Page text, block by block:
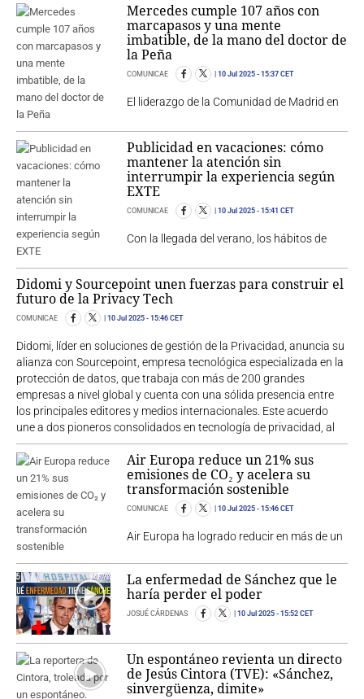
Mercedes cumple 107 años con
marcapasos y una mente
imbatible, de la mano del doctor de
la Peña
COMUNICAE 10 Jul 2025 - 15:37 CET
El liderazgo de la Comunidad de Madrid en
Publicidad en vacaciones: cómo
mantener la atención sin
interrumpir la experiencia según
EXTE
COMUNICAE 10 Jul 2025 - 15:41 CET
Con la llegada del verano, los hábitos de
Didomi y Sourcepoint unen fuerzas para construir el
futuro de la Privacy Tech
COMUNICAE 10 Jul 2025 - 15:46 CET
Didomi, líder en soluciones de gestión de la Privacidad, anuncia su
alianza con Sourcepoint, empresa tecnológica especializada en la
protección de datos, que trabaja con más de 200 grandes
empresas a nivel global y cuenta con una sólida presencia entre
los principales editores y medios internacionales. Este acuerdo
une a dos pioneros consolidados en tecnología de privacidad, al
Air Europa reduce un 21% sus
emisiones de CO₂ y acelera su
transformación sostenible
COMUNICAE 10 Jul 2025 - 15:46 CET
Air Europa ha logrado reducir en más de un
La enfermedad de Sánchez que le
haría perder el poder
JOSUÉ CÁRDENAS 10 Jul 2025 - 15:52 CET
Un espontáneo revienta un directo
de Jesús Cintora (TVE): «Sánchez,
sinvergüenza, dimite»